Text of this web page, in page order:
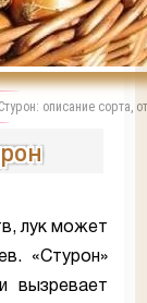
описание сорта,
лук может
«Стурон»
вызревает